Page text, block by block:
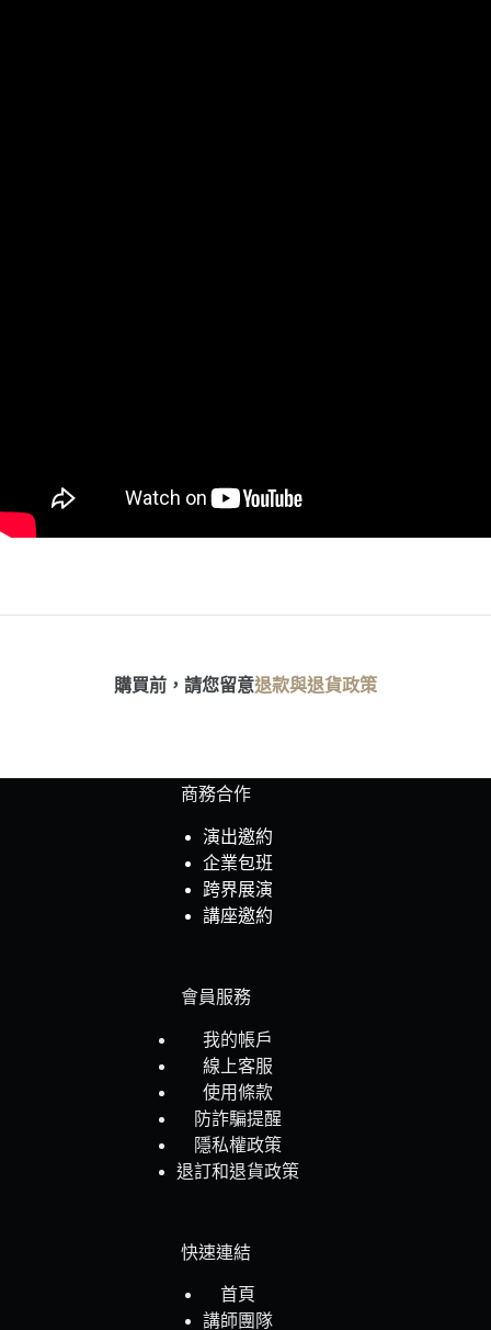
購買前，請您留意退款與退貨政策
商務合作
演出邀約
企業包班
跨界展演
講座邀約
會員服務
我的帳戶
線上客服
使用條款
防詐騙提醒
隱私權政策
退訂和退貨政策
快速連結
首頁
講師團隊